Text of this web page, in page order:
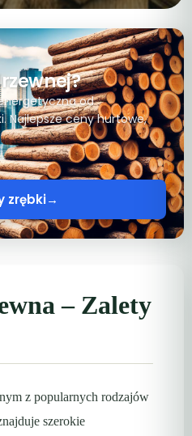
od
Najlepsze ceny hurtowe,
zrębki→
– Zalety
z popularnych rodzajów
szerokie